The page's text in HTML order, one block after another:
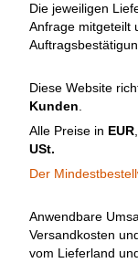
Die jeweiligen
Anfrage mitgeteilt
Diese Website
Kunden
Alle Preise in EUR
USt.
Der
Anwendbare
Versandkosten
vom Lieferland